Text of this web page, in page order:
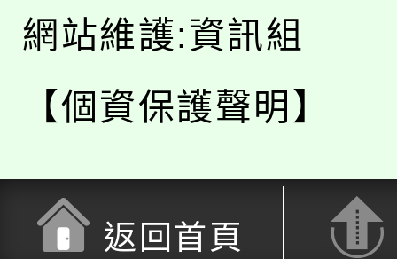
網站維護:資訊組
【個資保護聲明】
返回首頁